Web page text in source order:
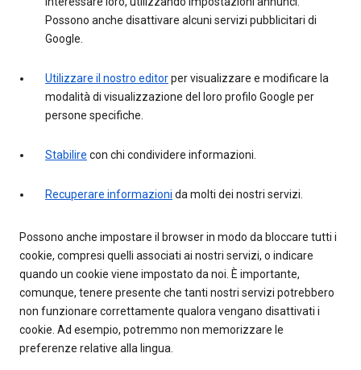
Possono anche disattivare alcuni servizi pubblicitari di
Google.
Utilizzare il nostro editorper visualizzare e modificare la
modalità di visualizzazione del loro profilo Google per
persone specifiche.
Stabilire con chi condividere informazioni.
Recuperare informazioni da molti dei nostri servizi.
Possono anche impostare il browser in modo da bloccare tutti i
cookie, compresi quelli associati ai nostri servizi, o indicare
quando un cookie viene impostato da noi. È importante,
comunque, tenere presente che tanti nostri servizi potrebbero
non funzionare correttamente qualora vengano disattivati i
cookie. Ad esempio, potremmo non memorizzare le
preferenze relative alla lingua.